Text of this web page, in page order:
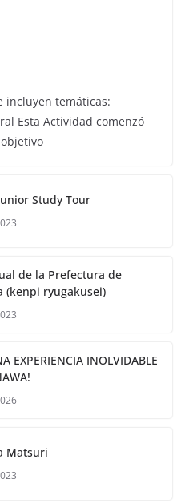
incluyen temáticas:
Esta Actividad comenzó
Study Tour
de la Prefectura de
(kenpi ryugakusei)
EXPERIENCIA INOLVIDABLE
Matsuri